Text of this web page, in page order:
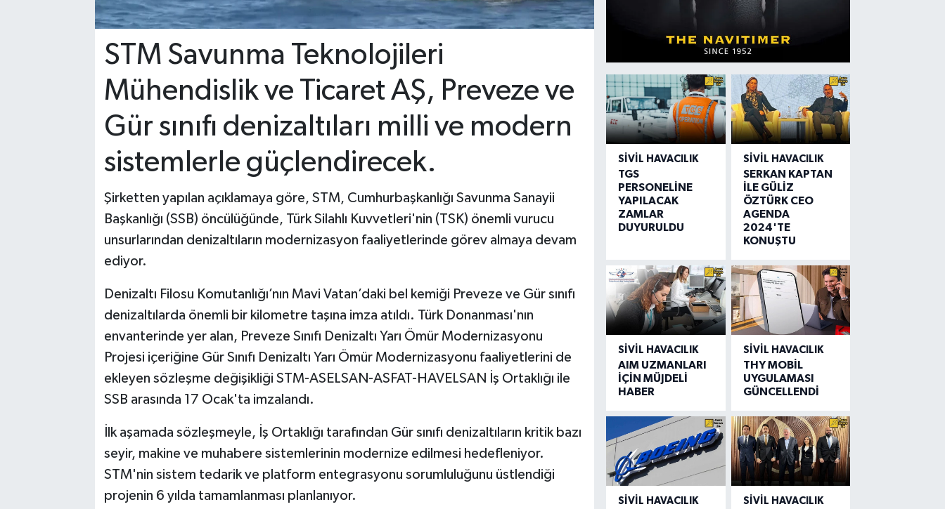
STM Savunma Teknolojileri
Mühendislik ve Ticaret AŞ, Preveze ve
Gür sınıfı denizaltıları milli ve modern
sistemlerle güçlendirecek.
Şirketten yapılan açıklamaya göre, STM, Cumhurbaşkanlığı Savunma Sanayii
Başkanlığı (SSB) öncülüğünde, Türk Silahlı Kuvvetleri'nin (TSK) önemli vurucu
unsurlarından denizaltıların modernizasyon faaliyetlerinde görev almaya devam
ediyor.
Denizaltı Filosu Komutanlığı’nın Mavi Vatan’daki bel kemiği Preveze ve Gür sınıfı
denizaltılarda önemli bir kilometre taşına imza atıldı. Türk Donanması'nın
envanterinde yer alan, Preveze Sınıfı Denizaltı Yarı Ömür Modernizasyonu
Projesi içeriğine Gür Sınıfı Denizaltı Yarı Ömür Modernizasyonu faaliyetlerini de
ekleyen sözleşme değişikliği STM-ASELSAN-ASFAT-HAVELSAN İş Ortaklığı ile
SSB arasında 17 Ocak'ta imzalandı.
İlk aşamada sözleşmeyle, İş Ortaklığı tarafından Gür sınıfı denizaltıların kritik bazı
seyir, makine ve muhabere sistemlerinin modernize edilmesi hedefleniyor.
STM'nin sistem tedarik ve platform entegrasyonu sorumluluğunu üstlendiği
projenin 6 yılda tamamlanması planlanıyor.
SIVIL HAVACILIK
TGS
PERSONELİNE
YAPILACAK
ZAMLAR
DUYURULDU
SIVIL HAVACILIK
SERKAN KAPTAN
İLE GÜLİZ
ÖZTÜRK CEO
AGENDA
2024'TE
KONUŞTU
SIVIL HAVACILIK
AIM UZMANLARI
İÇİN MÜJDELİ
HABER
SIVIL HAVACILIK
THY MOBİL
UYGULAMASI
GÜNCELLENDİ
SIVIL HAVACILIK SIVIL HAVACILIK